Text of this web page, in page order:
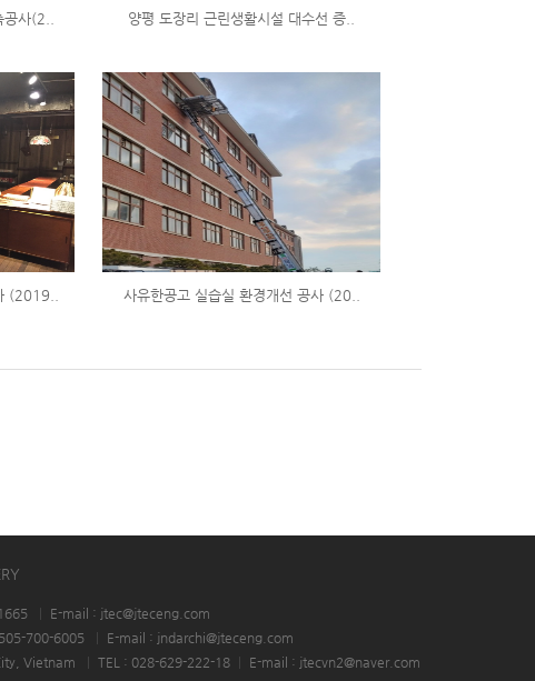
사(2.. 양평 도장리 근린생활시설 대수선 증..
(2019.. 사유한공고 실습실 환경개선 공사 (20..
E-mail : jtec@jteceng.com
700-6005
E-mail : jndarchi@jteceng.com
Vietnam
TEL : 028-629-222-18 E-mail : jtecvn2@naver.com